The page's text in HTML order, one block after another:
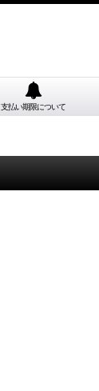
支払い期限について